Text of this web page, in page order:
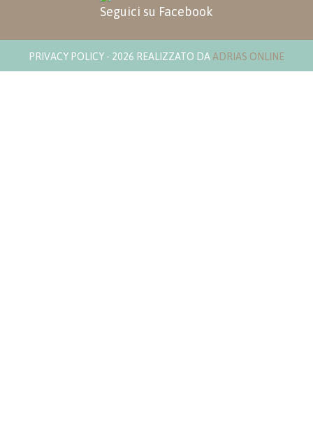
Seguici su Facebook
PRIVACY POLICY - 2026 REALIZZATO DA ADRIAS ONLINE